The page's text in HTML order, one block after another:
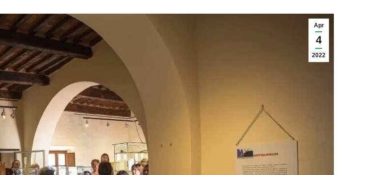
Apr
4
2022